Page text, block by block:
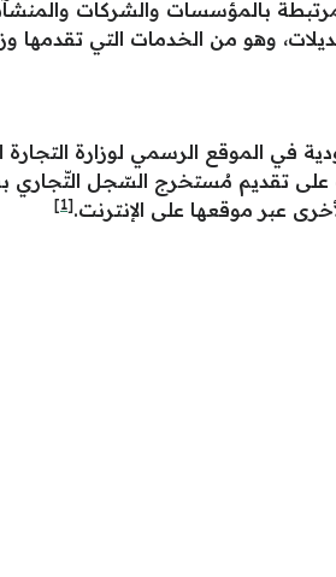
بالمؤسسات والشركات والمنشآت
وهو من الخدمات التي تقدمها
الموقع الرسمي لوزارة التجارة
على تقديم مُستخرج السّجل
عبر موقعها على الإنترنت.[1]